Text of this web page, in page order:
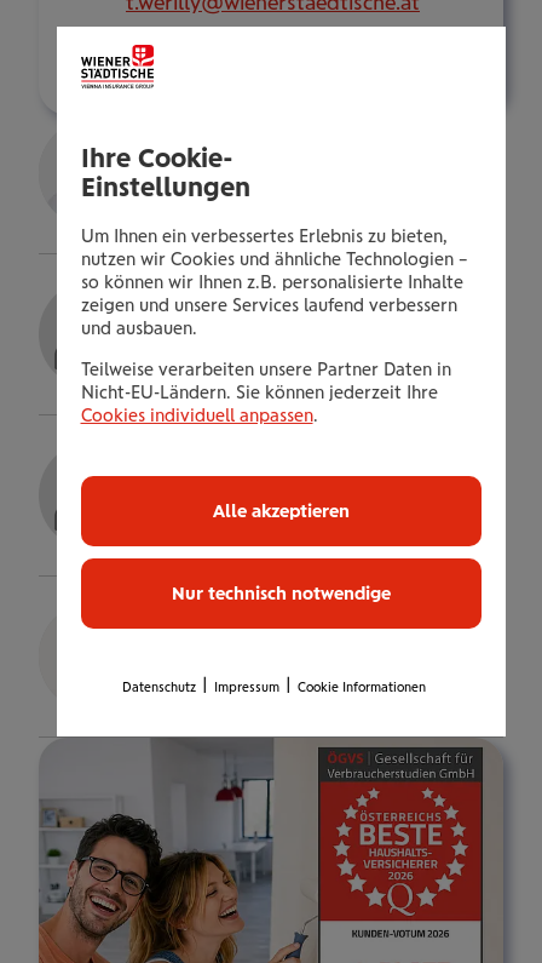
Über mich
Kundenberater
Dorothea Macek
Kundenberaterin
Details
Marco Morandell
Benjamin Voetter
Ihre Cookie-
Einstellungen
Um Ihnen ein verbessertes Erlebnis zu bieten,
nutzen wir Cookies und ähnliche Technologien –
so können wir Ihnen z.B. personalisierte Inhalte
zeigen und unsere Services laufend verbessern
und ausbauen.
Teilweise verarbeiten unsere Partner Daten in
Nicht-EU-Ländern. Sie können jederzeit Ihre
Cookies individuell anpassen.
Nur technisch notwendige
Alle akzeptieren
Datenschutz Impressum Cookie Informationen